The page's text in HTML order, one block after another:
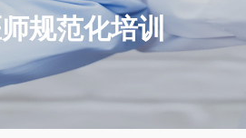
规范化培训